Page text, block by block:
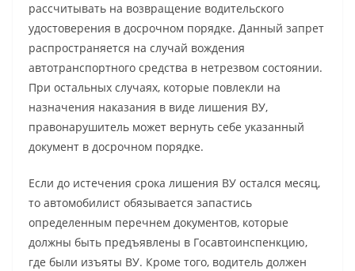
рассчитывать на возвращение водительского
удостоверения в досрочном порядке. Данный запрет
распространяется на случай вождения
автотранспортного средства в нетрезвом состоянии.
При остальных случаях, которые повлекли на
назначения наказания в виде лишения ВУ,
правонарушитель может вернуть себе указанный
документ в досрочном порядке.
Если до истечения срока лишения ВУ остался месяц,
то автомобилист обязывается запастись
определенным перечнем документов, которые
должны быть предъявлены в Госавтоинспенкцию,
где были изъяты ВУ. Кроме того, водитель должен